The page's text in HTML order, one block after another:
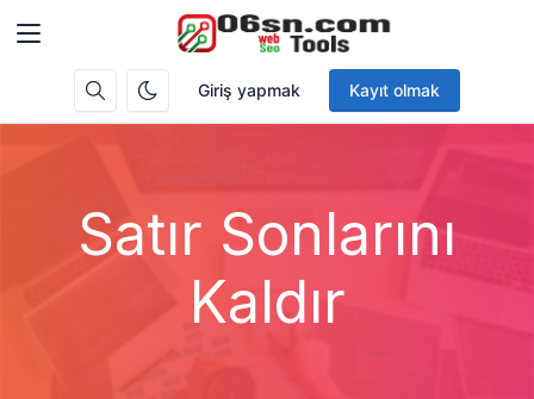
Giriş yapmak Kayıt olmak
Satır Sonlarını
Kaldır